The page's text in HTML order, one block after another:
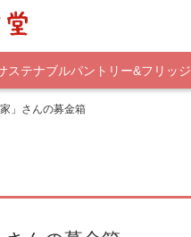
ステナブルパントリー&フリッジ
」さんの募金箱